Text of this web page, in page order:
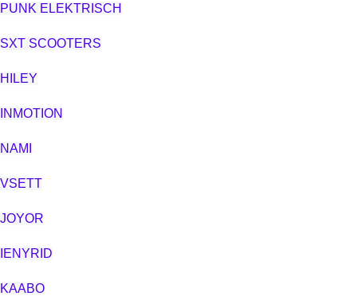
PUNK ELEKTRISCH
SXT SCOOTERS
HILEY
INMOTION
NAMI
VSETT
JOYOR
IENYRID
KAABO